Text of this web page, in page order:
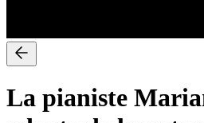
La pianiste